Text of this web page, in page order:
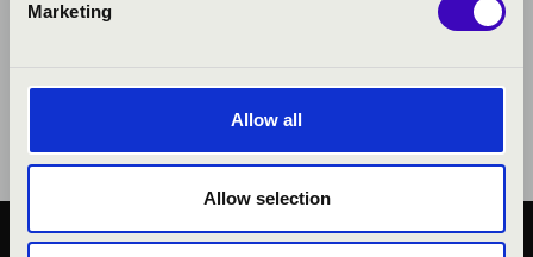
Marketing
Allow all
Allow selection